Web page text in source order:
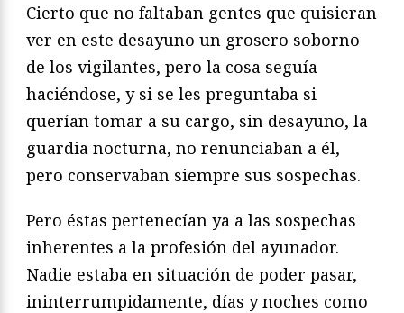
Cierto que no faltaban gentes que quisieran
ver en este desayuno un grosero soborno
de los vigilantes, pero la cosa seguía
haciéndose, y si se les preguntaba si
querían tomar a su cargo, sin desayuno, la
guardia nocturna, no renunciaban a él,
pero conservaban siempre sus sospechas.
Pero éstas pertenecían ya a las sospechas
inherentes a la profesión del ayunador.
Nadie estaba en situación de poder pasar,
ininterrumpidamente, días y noches como